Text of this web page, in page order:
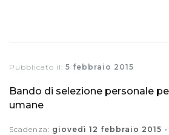
Pubblicato il: 5 febbraio 2015
Bando di selezione personale
umane
Scadenza: giovedì 12 febbraio 2015